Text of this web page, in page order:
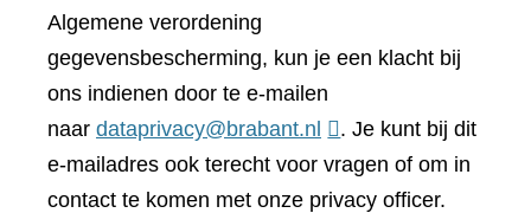
Algemene verordening
gegevensbescherming, kun je een klacht bij
ons indienen door te e-mailen
naar dataprivacy@brabant.nl
. Je kunt bij dit
e-mailadres ook terecht voor vragen of om in
contact te komen met onze privacy officer.